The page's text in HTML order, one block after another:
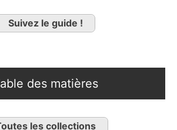
Suivez le guide !
des matières
les collections